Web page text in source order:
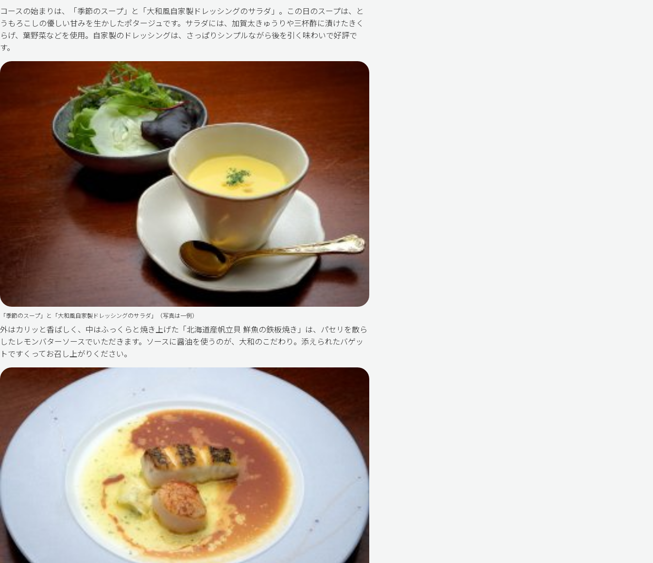
コースの始まりは、「季節のスープ」と「大和風自家製ドレッシングのサラダ」。この日のスープは、と
うもろこしの優しい甘みを生かしたポタージュです。サラダには、加賀太きゅうりや三杯酢に漬けたきく
らげ、葉野菜などを使用。自家製のドレッシングは、さっぱりシンプルながら後を引く味わいで好評で
す。
「季節のスープ」と「大和風自家製ドレッシングのサラダ」（写真は一例）
外はカリッと香ばしく、中はふっくらと焼き上げた「北海道産帆立貝 鮮魚の鉄板焼き」は、パセリを散ら
したレモンバターソースでいただきます。ソースに醤油を使うのが、大和のこだわり。添えられたバゲッ
トですくってお召し上がりください。